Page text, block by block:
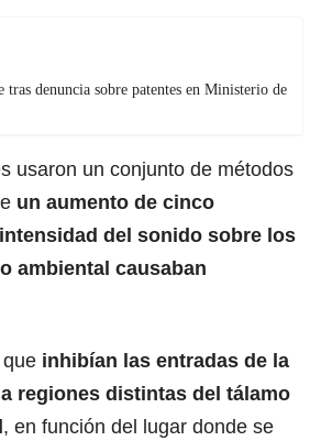
tras denuncia sobre patentes en Ministerio de
usaron un conjunto de métodos
un aumento de cinco
del sonido sobre los
ambiental causaban
inhibían las entradas de la
regiones distintas del tálamo
, en función del lugar donde se